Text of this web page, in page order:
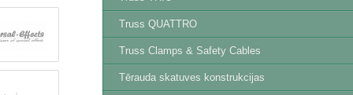
Truss QUATTRO
Truss Clamps & Safety Cables
Tērauda skatuves konstrukcijas